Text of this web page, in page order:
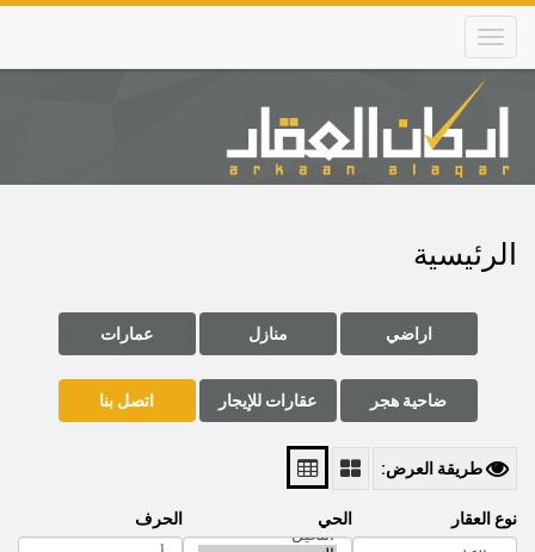
Skip
main
content
Main
navigation
الرئيسية
اراضي منازل عمارات
ضاحية هجر عقارات للإيجار اتصل بنا
طريقة العرض:
نوع العقار الحي الحرف